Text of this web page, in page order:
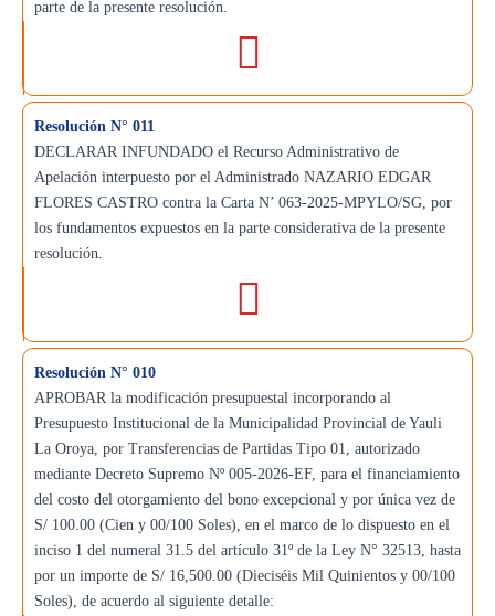
parte de la presente resolución.
Resolución N° 011
DECLARAR INFUNDADO el Recurso Administrativo de
Apelación interpuesto por el Administrado NAZARIO EDGAR
FLORES CASTRO contra la Carta N’ 063-2025-MPYLO/SG, por
los fundamentos expuestos en la parte considerativa de la presente
resolución.
Resolución N° 010
APROBAR la modificación presupuestal incorporando al
Presupuesto Institucional de la Municipalidad Provincial de Yauli
La Oroya, por Transferencias de Partidas Tipo 01, autorizado
mediante Decreto Supremo Nº 005-2026-EF, para el financiamiento
del costo del otorgamiento del bono excepcional y por única vez de
S/ 100.00 (Cien y 00/100 Soles), en el marco de lo dispuesto en el
inciso 1 del numeral 31.5 del artículo 31º de la Ley N° 32513, hasta
por un importe de S/ 16,500.00 (Dieciséis Mil Quinientos y 00/100
Soles), de acuerdo al siguiente detalle: